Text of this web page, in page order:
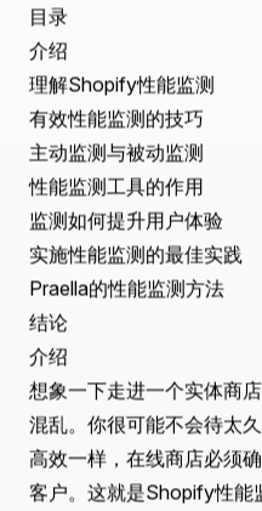
Shopify性能监测的完整指南
目录
介绍
理解Shopify性能监测
有效性能监测的技巧